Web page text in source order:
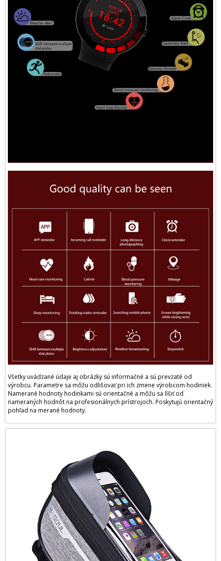
Všetky uvádzané údaje aj obrázky sú informačné a sú prevzaté od
výrobcu. Parametre sa môžu odlišovať pri ich zmene výrobcom hodiniek.
Namerané hodnoty hodinkami sú orientačné a môžu sa líšiť od
nameraných hodnôt na profesionálnych prístrojoch. Poskytujú orientačný
pohľad na merané hodnoty.